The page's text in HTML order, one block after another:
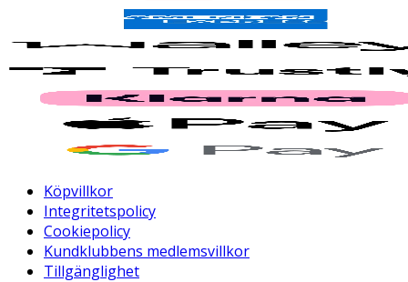
Köpvillkor
Integritetspolicy
Cookiepolicy
Kundklubbens medlemsvillkor
Tillgänglighet